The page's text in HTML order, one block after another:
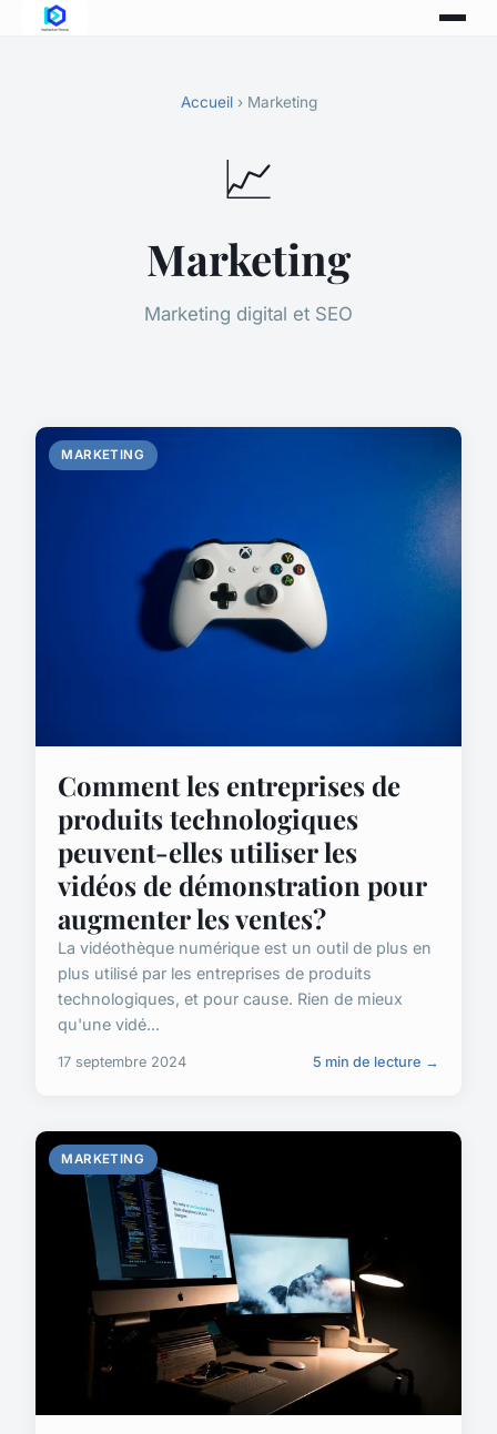
Accueil› Marketing
📈
Marketing
Marketing digital et SEO
MARKETING
Comment les entreprises de
produits technologiques
peuvent-elles utiliser les
vidéos de démonstration pour
augmenter les ventes?
La vidéothèque numérique est un outil de plus en
plus utilisé par les entreprises de produits
technologiques, et pour cause. Rien de mieux
qu'une vidé...
17 septembre 2024 5 min de lecture →
MARKETING